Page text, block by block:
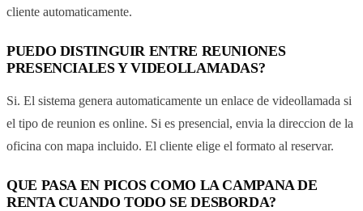
cliente automaticamente.
PUEDO DISTINGUIR ENTRE REUNIONES
PRESENCIALES Y VIDEOLLAMADAS?
Si. El sistema genera automaticamente un enlace de videollamada si
el tipo de reunion es online. Si es presencial, envia la direccion de la
oficina con mapa incluido. El cliente elige el formato al reservar.
QUE PASA EN PICOS COMO LA CAMPANA DE
RENTA CUANDO TODO SE DESBORDA?